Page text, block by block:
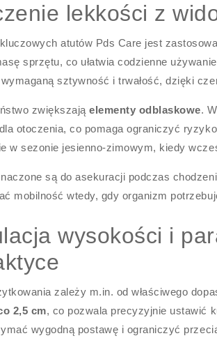
lekkości z
atutów Pds Care jest
sprzętu, co ułatwia codzienne
sztywność i trwałość, dzięki
zwiększająelementy odblaskowe.
otoczenia, co pomaga ograniczyć
w sezonie jesienno-zimowym, kiedy
są do asekuracji podczas
mobilność wtedy, gdy organizm
wysokości i
zależy m.in. od właściwego
2,5 cm, co pozwala precyzyjnie ustawić
wygodną postawę i ograniczyć